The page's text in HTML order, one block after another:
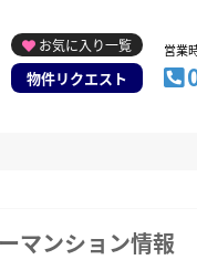
お気に入り一覧
物件リクエスト
営業
マンション情報